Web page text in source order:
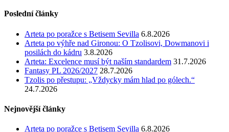
Poslední články
Arteta po poražce s Betisem Sevilla 6.8.2026
Arteta po výhře nad Gironou: O Tzolisovi, Dowmanovi i
posilách do kádru 3.8.2026
Arteta: Excelence musí být naším standardem 31.7.2026
Fantasy PL 2026/2027 28.7.2026
Tzolis po přestupu: „Vždycky mám hlad po gólech.“
24.7.2026
Nejnovější články
Arteta po poražce s Betisem Sevilla 6.8.2026